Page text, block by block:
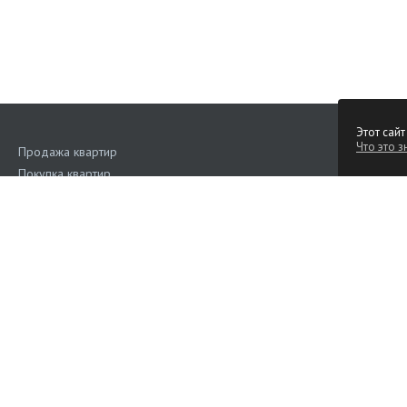
Продажа квартир
Покупка квартир
Этот
Что это